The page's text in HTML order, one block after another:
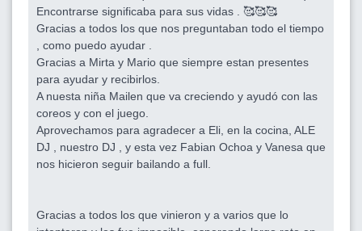
Encontrarse significaba para sus vidas . 🥰🥰🥰
Gracias a todos los que nos preguntaban todo el tiempo
, como puedo ayudar .
Gracias a Mirta y Mario que siempre estan presentes
para ayudar y recibirlos.
A nuesta niña Mailen que va creciendo y ayudó con las
coreos y con el juego.
Aprovechamos para agradecer a Eli, en la cocina, ALE
DJ , nuestro DJ , y esta vez Fabian Ochoa y Vanesa que
nos hicieron seguir bailando a full.
Gracias a todos los que vinieron y a varios que lo